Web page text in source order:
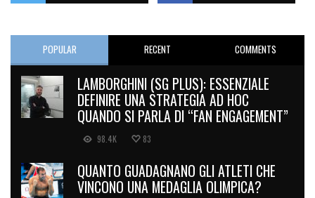
POPULAR RECENT COMMENTS
LAMBORGHINI (SG PLUS): ESSENZIALE
DEFINIRE UNA STRATEGIA AD HOC
QUANDO SI PARLA DI “FAN ENGAGEMENT”
98.4K 83
QUANTO GUADAGNANO GLI ATLETI CHE
VINCONO UNA MEDAGLIA OLIMPICA?